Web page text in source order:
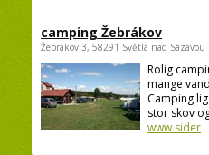
camping Žebrákov
Žebrákov 3, 58291 Světlá nad Sázavou
Rolig
mange
Camping
stor skov
www sider